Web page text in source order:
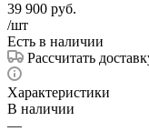
39 900 руб.
/шт
Есть в наличии
Рассчитать
Характеристики
В наличии
—